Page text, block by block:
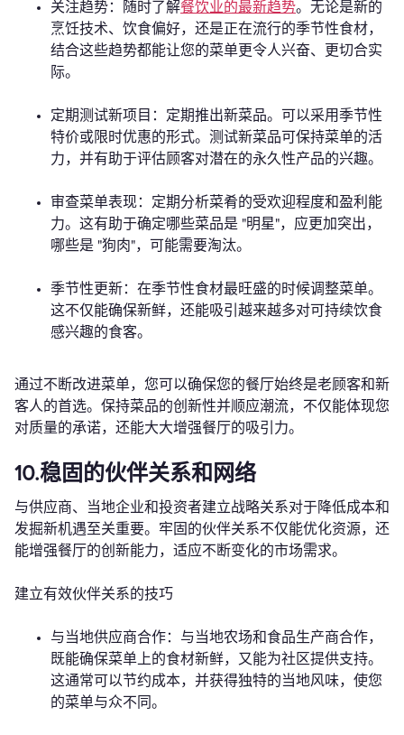
关注趋势：随时了解餐饮业的最新趋势。无论是新的
烹饪技术、饮食偏好，还是正在流行的季节性食材，
结合这些趋势都能让您的菜单更令人兴奋、更切合实
际。
定期测试新项目：定期推出新菜品。可以采用季节性
特价或限时优惠的形式。测试新菜品可保持菜单的活
力，并有助于评估顾客对潜在的永久性产品的兴趣。
审查菜单表现：定期分析菜肴的受欢迎程度和盈利能
力。这有助于确定哪些菜品是 "明星"，应更加突出，
哪些是 "狗肉"，可能需要淘汰。
季节性更新：在季节性食材最旺盛的时候调整菜单。
这不仅能确保新鲜，还能吸引越来越多对可持续饮食
感兴趣的食客。
通过不断改进菜单，您可以确保您的餐厅始终是老顾客和新
客人的首选。保持菜品的创新性并顺应潮流，不仅能体现您
对质量的承诺，还能大大增强餐厅的吸引力。
10.稳固的伙伴关系和网络
与供应商、当地企业和投资者建立战略关系对于降低成本和
发掘新机遇至关重要。牢固的伙伴关系不仅能优化资源，还
能增强餐厅的创新能力，适应不断变化的市场需求。
建立有效伙伴关系的技巧
与当地供应商合作：与当地农场和食品生产商合作，
既能确保菜单上的食材新鲜，又能为社区提供支持。
这通常可以节约成本，并获得独特的当地风味，使您
的菜单与众不同。